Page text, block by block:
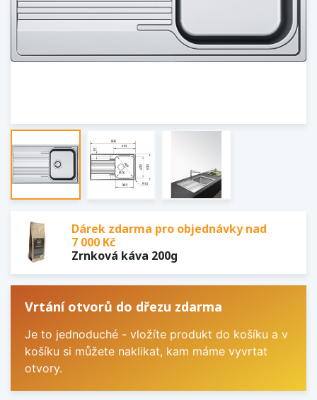
Dárek zdarma pro objednávky nad
7 000 Kč
Zrnková káva 200g
Vrtání otvorů do dřezu zdarma
Je to jednoduché - vložíte produkt do košíku a v
košíku si můžete naklikat, kam máme vyvrtat
otvory.